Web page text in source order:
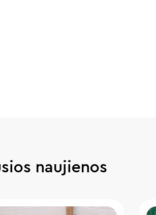
naujienos